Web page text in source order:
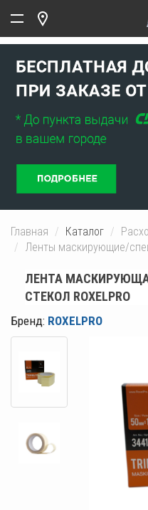
Главная Каталог
Ленты маскирующие/
ЛЕНТА
СТЕКОЛ ROXELPRO
Бренд: ROXELPRO